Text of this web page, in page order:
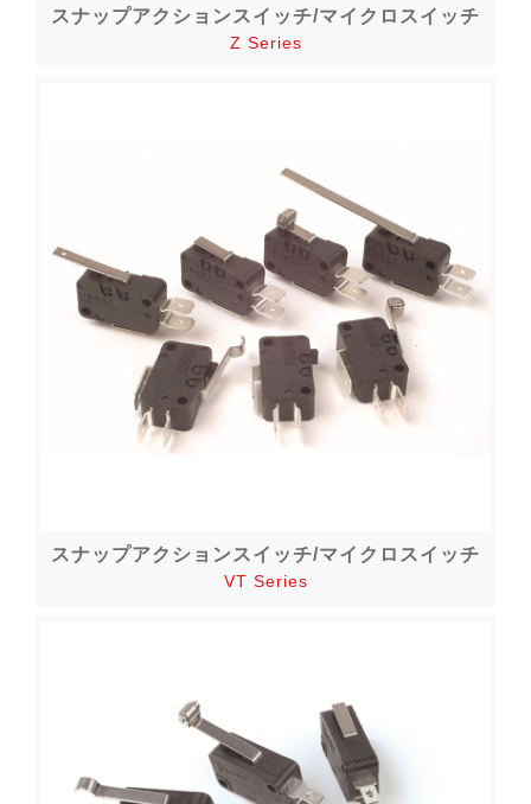
スナップアクションスイッチ/マイクロスイッチ
Z Series
スナップアクションスイッチ/マイクロスイッチ
VT Series